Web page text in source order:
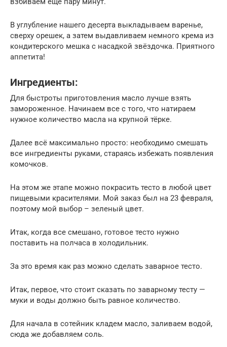
В углубление нашего десерта выкладываем варенье,
сверху орешек, а затем выдавливаем немного крема из
кондитерского мешка с насадкой звёздочка. Приятного
аппетита!
Ингредиенты:
Для быстроты приготовления масло лучше взять
замороженное. Начинаем все с того, что натираем
нужное количество масла на крупной тёрке.
Далее всё максимально просто: необходимо смешать
все ингредиенты руками, стараясь избежать появления
комочков.
На этом же этапе можно покрасить тесто в любой цвет
пищевыми красителями. Мой заказ был на 23 февраля,
поэтому мой выбор – зеленый цвет.
Итак, когда все смешано, готовое тесто нужно
поставить на полчаса в холодильник.
За это время как раз можно сделать заварное тесто.
Итак, первое, что стоит сказать по заварному тесту —
муки и воды должно быть равное количество.
Для начала в сотейник кладем масло, заливаем водой,
сюда же добавляем соль.